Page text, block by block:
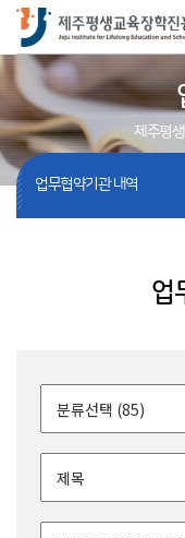
제주평
업무협약기관 내역
업